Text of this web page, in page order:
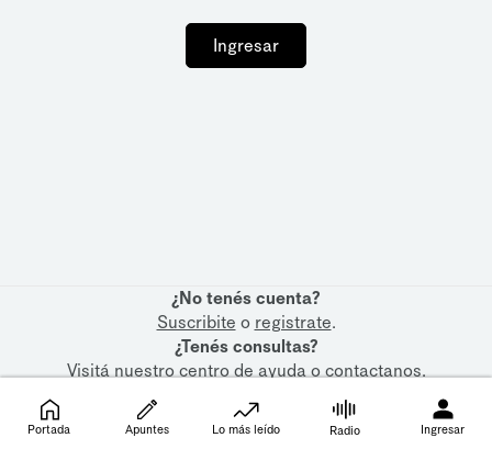
Ingresar
¿No tenés cuenta?
Suscribite o registrate.
¿Tenés consultas?
Visitá nuestrocentro de ayudaocontactanos.
Portada Apuntes Lo más leído Radio Ingresar